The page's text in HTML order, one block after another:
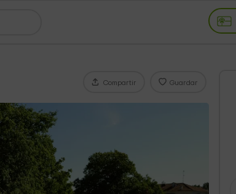
Compartir Guardar